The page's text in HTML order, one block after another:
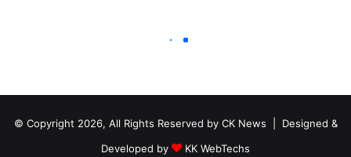
© Copyright 2026, All Rights Reserved by CK News | Designed &
Developed by
KK WebTechs